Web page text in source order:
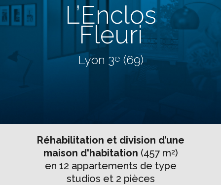
L’Enclos
Fleuri
Lyon 3e (69)
Réhabilitation et division d’une
maison d'habitation (457 m2)
en 12 appartements de type
studios et 2 pièces